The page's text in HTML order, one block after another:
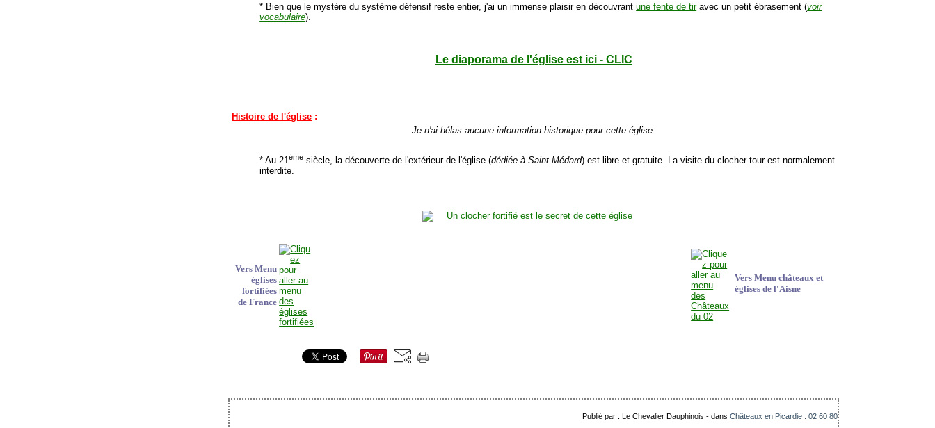
* Bien que le mystère du système défensif reste entier, j'ai un immense plaisir en découvrantune fente de tiravec un petit ébrasement (voir
vocabulaire).
Le diaporama de l'église est ici - CLIC
Histoire de l'église :
Je n'ai hélas aucune information historique pour cette église.
* Au 21ème siècle, la découverte de l'extérieur de l'église (dédiée à Saint Médard) est libre et gratuite. La visite du clocher-tour est normalement
interdite.
Vers Menu
églises
fortifiées
de France
Vers Menu châteaux et
églises de l'Aisne
Publié par : Le Chevalier Dauphinois -dans Châteaux en Picardie : 02 60 80